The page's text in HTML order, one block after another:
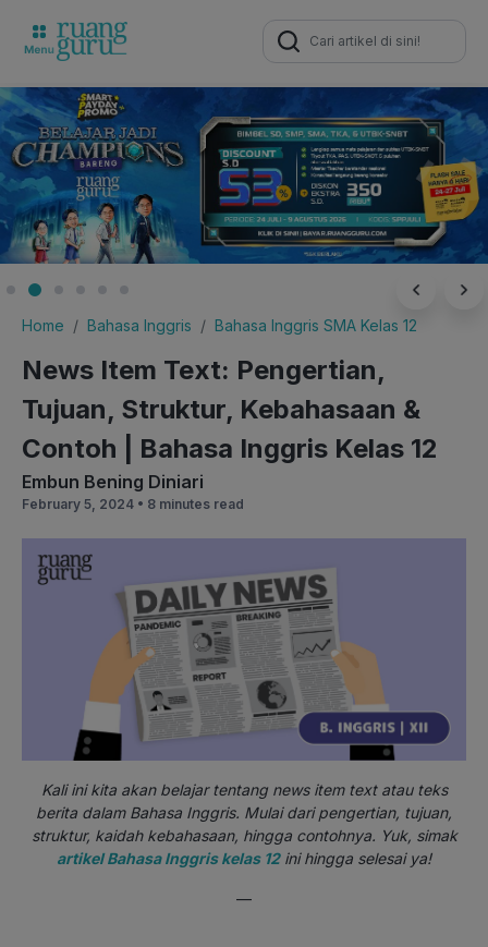
Search
for:
Home Bahasa Inggris Bahasa Inggris SMA Kelas 12
News Item Text: Pengertian,
Tujuan, Struktur, Kebahasaan &
Contoh | Bahasa Inggris Kelas 12
Embun Bening Diniari
February 5, 2024 • 8 minutes read
Kali ini kita akan belajar tentang news item text atau teks
berita dalam Bahasa Inggris. Mulai dari pengertian, tujuan,
struktur, kaidah kebahasaan, hingga contohnya. Yuk, simak
artikel Bahasa Inggris kelas 12ini hingga selesai ya!
—